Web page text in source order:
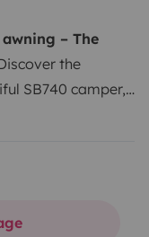
– The
the
SB740 camper,
with
sink, and storage
toilet
living area